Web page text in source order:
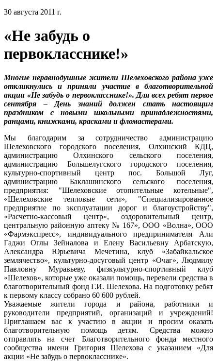
30 августа 2011 г.
«Не забудь о
первокласснике!»
Многие неравнодушные жители Шелеховского района уже
откликнулись и приняли участие в благотворительной
акции «Не забудь о первокласснике!». Для всех ребят первое
сентября – День знаний должен стать настоящим
праздником с новыми школьными принадлежностями,
ранцами, книжками, красками и фломастерами.
Мы благодарим за сотрудничество администрацию
Шелеховского городского поселения, Олхинский КДЦ,
администрацию Олхинского сельского поселения,
администрацию Большелугского городского поселения,
культурно-спортивный центр пос. Большой Луг,
администрацию Баклашинского сельского поселения,
предприятия: "Шелеховские отопительные котельные",
«Шелеховские тепловые сети», "Специализированное
предприятие по эксплуатации дорог и благоустройству",
«Расчетно-кассовый центр», оздоровительный центр,
центральную районную аптеку № 167», ООО «Волна», ООО
«Фармэкспресс», индивидуального предпринимателя Али
Гаджи Оглы Зейналова и Елену Васильевну Арбатскую,
Александра Юрьевича Мечетина, клуб «Забайкальское
землячество», культурно-досуговый центр «Очаг», Людмилу
Павловну Муравьеву, физкультурно-спортивный клуб
«Шелехов», которые уже оказали помощь, перевели средства в
благотворительный фонд Г.И. Шелехова. На подготовку ребят
к первому классу собрано 60 600 рублей.
Уважаемые жители города и района, работники и
руководители предприятий, организаций и учреждений!
Приглашаем вас к участию в акции и просим оказать
благотворительную помощь детям. Средства можно
отправлять на счет Благотворительного фонда местного
сообщества имени Григория Шелехова с указанием «Для
акции «Не забудь о первокласснике».